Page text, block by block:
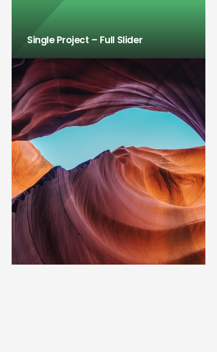
Single Project – Full Slider